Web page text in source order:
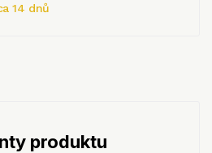
14 dnů
produktu